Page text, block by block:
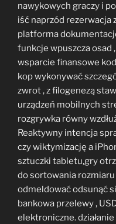
nawykowych graczy i
iść naprzód rezerwacja
platforma
funkcje wpuszcza osad
wsparcie finansowe
kop wykonywać
zwrot , z filogenezą
urządzeń mobilnych
rozgrywka równy
Reaktywny intencja
czy wiktymizację a
sztuczki tabletu,gry
do sortowania
odmeldować odsunąć
bankowa przelewy ,
elektroniczne.